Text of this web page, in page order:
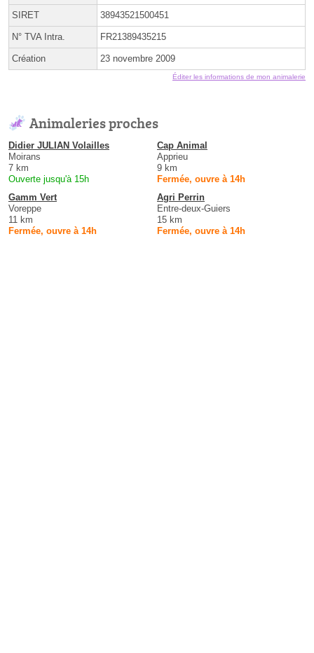
SIRET 38943521500451
N° TVA Intra. FR21389435215
Création 23 novembre 2009
Éditer les informations de mon animalerie
Animaleries proches
Didier JULIAN Volailles
Moirans
7 km
Ouverte jusqu'à 15h
Cap Animal
Apprieu
9 km
Fermée, ouvre à 14h
Gamm Vert
Voreppe
11 km
Fermée, ouvre à 14h
Agri Perrin
Entre-deux-Guiers
15 km
Fermée, ouvre à 14h